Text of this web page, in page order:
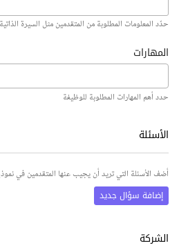
حدّد المعلومات المطلوبة من المتقدمين مثل السيرة
المهارات
حدد أهم المهارات المطلوبة للوظيفة
الأسئلة
أضف الأسئلة التي تريد أن يجيب عنها المتقدمين في
إضافة سؤال جديد
الشركة